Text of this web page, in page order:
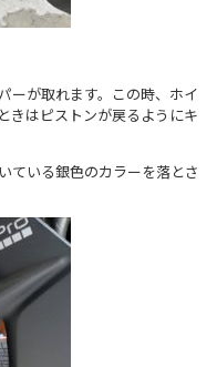
ーが取れます。この時、ホイ
きはピストンが戻るようにキ
ている銀色のカラーを落とさ